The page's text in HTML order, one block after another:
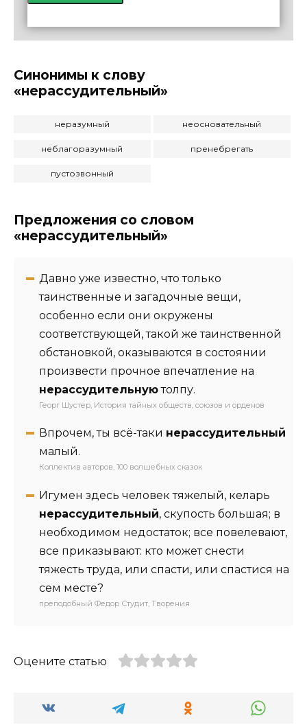
Синонимы к слову
«нерассудительный»
неразумный неосновательный
неблагоразумный пренебрегать
пустозвонный
Предложения со словом
«нерассудительный»
Давно уже известно, что только
таинственные и загадочные вещи,
особенно если они окружены
соответствующей, такой же таинственной
обстановкой, оказываются в состоянии
произвести прочное впечатление на
нерассудительнуютолпу.
Георг Шустер, История тайных обществ, союзов и орденов
Впрочем, ты всё-таки нерассудительный
малый.
Коллектив авторов, 100 волшебных сказок
Игумен здесь человек тяжелый, келарь
нерассудительный, скупость большая; в
необходимом недостаток; все повелевают,
все приказывают: кто может снести
тяжесть труда, или спасти, или спастися на
сем месте?
преподобный Федор Студит, Творения
Оцените статью